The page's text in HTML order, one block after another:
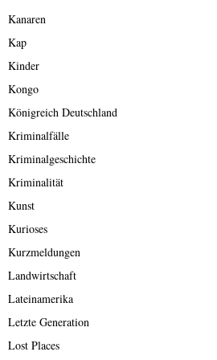
Kanaren
Kap
Kinder
Kongo
Königreich Deutschland
Kriminalfälle
Kriminalgeschichte
Kriminalität
Kunst
Kurioses
Kurzmeldungen
Landwirtschaft
Lateinamerika
Letzte Generation
Lost Places